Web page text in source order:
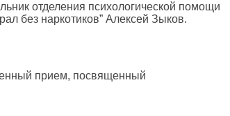
отделения психологической помощи
без наркотиков” Алексей Зыков.
прием, посвященный